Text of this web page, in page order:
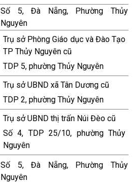
Số 5, Đà Nẵng, Phường Thủy
Nguyên
Trụ sở Phòng Giáo dục và Đào Tạo
TP Thủy Nguyên cũ
TDP 5, phường Thủy Nguyên
Trụ sở UBND xã Tân Dương cũ
TDP 2, phường Thủy Nguyên
Trụ sở UBND thị trấn Núi Đèo cũ
Số 4, TDP 25/10, phường Thủy
Nguyên
Số 5, Đà Nẵng, Phường Thủy
Nguyên